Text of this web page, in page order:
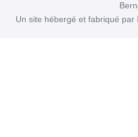
Un site hébergé et fabriqué par